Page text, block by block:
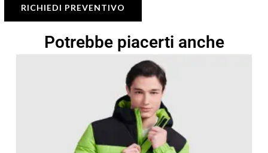
RICHIEDI PREVENTIVO
Potrebbe piacerti anche
di
prezzo:
da
36,42 €
a
52,03 €